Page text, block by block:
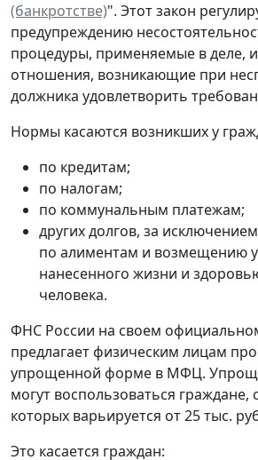
(банкротстве)". Этот закон
предупреждению
процедуры, применяемые в деле,
отношения, возникающие при
должника удовлетворить
Нормы касаются возникших у
по кредитам;
по налогам;
по коммунальным платежам;
других долгов, за
по алиментам и возмещению
нанесенного жизни и
человека.
ФНС России на своем
предлагает физическим лицам
упрощенной форме в МФЦ.
могут воспользоваться граждане,
которых варьируется от 25 тыс.
Это касается граждан: